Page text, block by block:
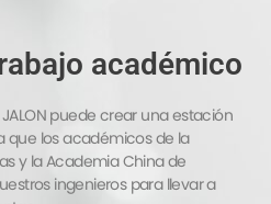
académico
los académicos de la
y la Academia China de
ingenieros para llevar a